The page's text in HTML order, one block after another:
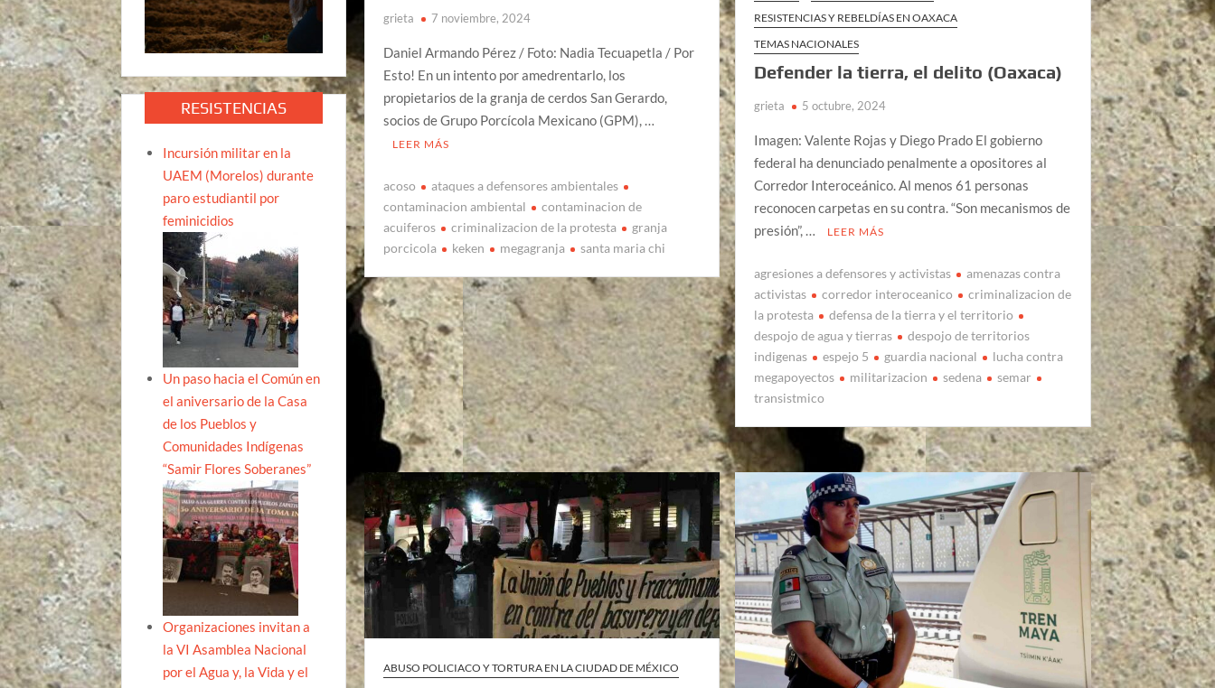
grieta 7 noviembre, 2024
Daniel Armando Pérez / Foto: Nadia Tecuapetla / Por
Esto! En un intento por amedrentarlo, los
propietarios de la granja de cerdos San Gerardo,
socios de Grupo Porcícola Mexicano (GPM), …
LEER MÁS
acoso
ataques a defensores ambientales
contaminacion ambiental
contaminacion de
acuiferos
criminalizacion de la protesta
granja
porcicola
keken megagranja santa maria chi
RESISTENCIAS Y REBELDÍAS EN OAXACA
TEMAS NACIONALES
Defender la tierra, el delito (Oaxaca)
grieta 5 octubre, 2024
Imagen: Valente Rojas y Diego Prado El gobierno
federal ha denunciado penalmente a opositores al
Corredor Interoceánico. Al menos 61 personas
reconocen carpetas en su contra. “Son mecanismos de
presión”, …
LEER MÁS
agresiones a defensores y activistas
amenazas contra
activistas
corredor interoceanico
criminalizacion de
la protesta
defensa de la tierra y el territorio
despojo de agua y tierras
despojo de territorios
indigenas
espejo 5 guardia nacional
lucha contra
megapoyectos
militarizacion sedena
semar
transistmico
ABUSO POLICIACO Y TORTURA EN LA CIUDAD DE MÉXICO
RESISTENCIAS
Incursión militar en la
UAEM (Morelos) durante
paro estudiantil por
feminicidios
Un paso hacia el Común en
el aniversario de la Casa
de los Pueblos y
Comunidades Indígenas
“Samir Flores Soberanes”
Organizaciones invitan a
la VI Asamblea Nacional
por el Agua y, la Vida y el